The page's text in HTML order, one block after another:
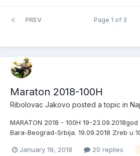
PREV Page 1 of 3
Maraton 2018-100H
Ribolovac Jakovo posted a topic in
MARATON 2018 - 100H 19-
Bara-Beograd-Srbija. 19.09.2018 Zreb u
350e Nagrade za pobednike
January 19, 2018 20 replies